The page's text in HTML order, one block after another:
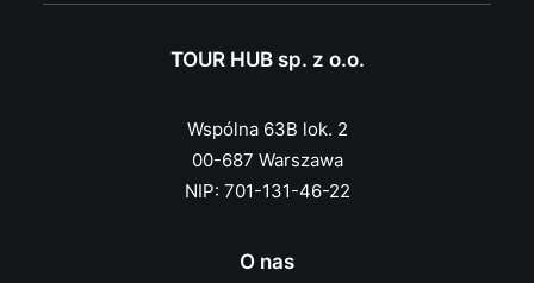
TOUR HUB sp. z o.o.
Wspólna 63B lok. 2
00-687 Warszawa
NIP: 701-131-46-22
O nas